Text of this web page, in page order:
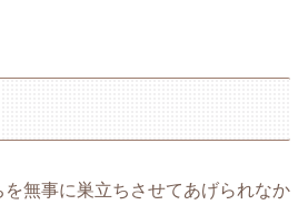
無事に巣立ちさせてあげられなか